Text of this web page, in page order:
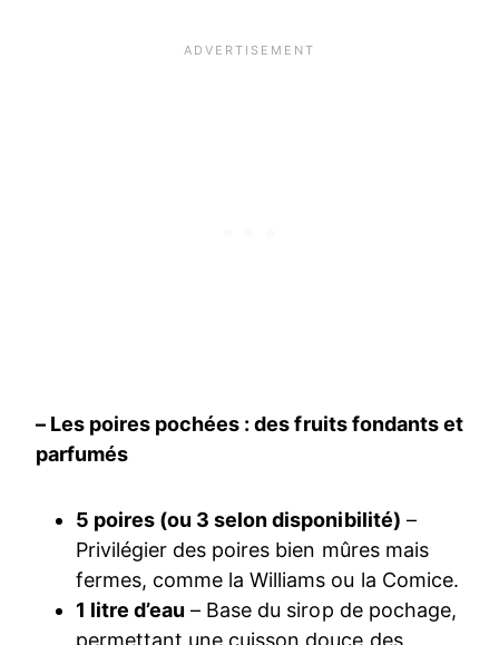
– Les poires pochées : des fruits fondants et
parfumés
5 poires (ou 3 selon disponibilité) –
Privilégier des poires bien mûres mais
fermes, comme la Williams ou la Comice.
1 litre d’eau – Base du sirop de pochage,
permettant une cuisson douce des